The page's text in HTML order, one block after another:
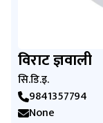
विराट ज्ञवाली
सि.डि.इ.
9841357794
None